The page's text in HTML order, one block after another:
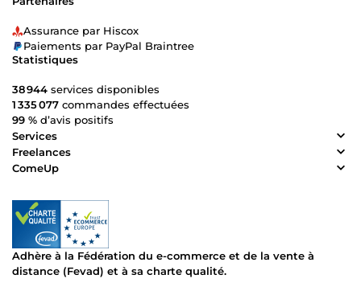
Assurance par Hiscox
Paiements par PayPal Braintree
Statistiques
38 944 services disponibles
1 335 077 commandes effectuées
99 % d’avis positifs
Services
Freelances
ComeUp
Adhère à la Fédération du e-commerce et de la vente à
distance (Fevad) et à sa charte qualité.